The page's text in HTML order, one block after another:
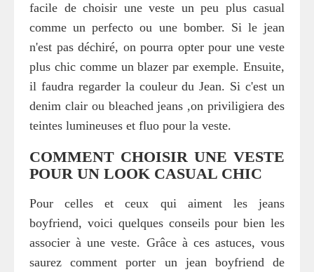
facile de choisir une veste un peu plus casual
comme un perfecto ou une bomber. Si le jean
n'est pas déchiré, on pourra opter pour une veste
plus chic comme un blazer par exemple. Ensuite,
il faudra regarder la couleur du Jean. Si c'est un
denim clair ou bleached jeans ,on priviligiera des
teintes lumineuses et fluo pour la veste.
COMMENT CHOISIR UNE VESTE
POUR UN LOOK CASUAL CHIC
Pour celles et ceux qui aiment les jeans
boyfriend, voici quelques conseils pour bien les
associer à une veste. Grâce à ces astuces, vous
saurez comment porter un jean boyfriend de